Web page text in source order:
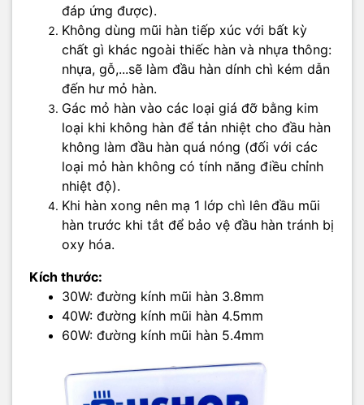
đáp ứng được).
Không dùng mũi hàn tiếp xúc với bất kỳ
chất gì khác ngoài thiếc hàn và nhựa thông:
nhựa, gỗ,...sẽ làm đầu hàn dính chì kém dẫn
đến hư mỏ hàn.
Gác mỏ hàn vào các loại giá đỡ bằng kim
loại khi không hàn để tản nhiệt cho đầu hàn
không làm đầu hàn quá nóng (đối với các
loại mỏ hàn không có tính năng điều chỉnh
nhiệt độ).
Khi hàn xong nên mạ 1 lớp chì lên đầu mũi
hàn trước khi tắt để bảo vệ đầu hàn tránh bị
oxy hóa.
Kích thước:
30W: đường kính mũi hàn 3.8mm
40W: đường kính mũi hàn 4.5mm
60W: đường kính mũi hàn 5.4mm